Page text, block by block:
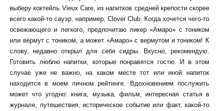
выберу коктейль Vieux Care, из напитков средней крепости скорее
всего какой-то сауэр, например, Clover Club. Когда хочется чего-то
освежающего и легкого, предпочитаю ликер «Амаро» с тоником
или вермут с тоником, а может «Амаро» с вермутом и тоником! К
слову, недавно открыл для себя сидры. Вкусно, рекомендую.
Готовить люблю напитки, которые понравятся гостю. И в этом
случае уже не важно, на каком месте тот или иной напиток
находится в моем личном рейтинге. Вдохновением послужить
может что угодно: книга, музыка, фильм, интересная статья в
журнале, путешествия, историческое событие или факт, какой-то